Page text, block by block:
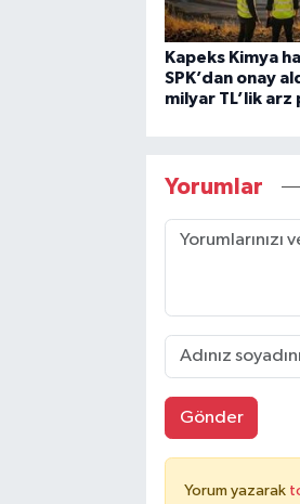
Kapeks Kimya
SPK’dan onay
milyar TL’lik arz
Yorumlar
Gönder
Yorum yazarak